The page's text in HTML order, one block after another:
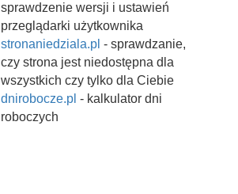
sprawdzenie wersji i ustawień
przeglądarki użytkownika
stronaniedziala.pl - sprawdzanie,
czy strona jest niedostępna dla
wszystkich czy tylko dla Ciebie
dnirobocze.pl - kalkulator dni
roboczych